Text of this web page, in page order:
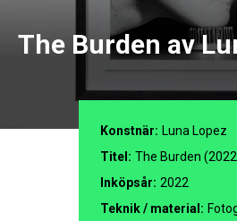
The Burden av
Konstnär: Luna Lopez
Titel: The Burden
Inköpsår: 2022
Teknik / material: